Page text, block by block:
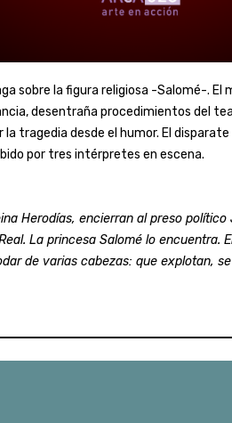
sobre la figura religiosa -Salomé-.
desentraña procedimientos del
la tragedia desde el humor. El
por tres intérpretes en escena.
Herodías, encierran al preso
La princesa Salomé lo encuentra.
de varias cabezas: que explotan,